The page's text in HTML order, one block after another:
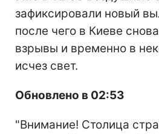
зафиксировали новый
после чего в Киеве
взрывы и временно в
исчез свет.
Обновлено в 02:53
"Внимание! Столица